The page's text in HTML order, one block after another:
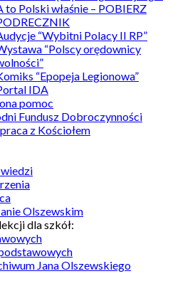
to Polski właśnie – POBIERZ
“Wybitni Polacy II RP”
“Polscy orędownicy
“Epopeja Legionowa”
IDA
pomoc
Fundusz Dobroczynności
z Kościołem
Olszewskim
dla szkół:
Jana Olszewskiego